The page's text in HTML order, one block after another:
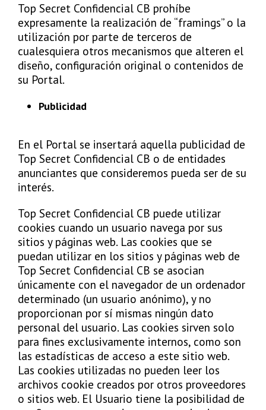
Top Secret Confidencial CB prohíbe
expresamente la realización de “framings” o la
utilización por parte de terceros de
cualesquiera otros mecanismos que alteren el
diseño, configuración original o contenidos de
su Portal.
Publicidad
En el Portal se insertará aquella publicidad de
Top Secret Confidencial CB o de entidades
anunciantes que consideremos pueda ser de su
interés.
Top Secret Confidencial CB puede utilizar
cookies cuando un usuario navega por sus
sitios y páginas web. Las cookies que se
puedan utilizar en los sitios y páginas web de
Top Secret Confidencial CB se asocian
únicamente con el navegador de un ordenador
determinado (un usuario anónimo), y no
proporcionan por sí mismas ningún dato
personal del usuario. Las cookies sirven solo
para fines exclusivamente internos, como son
las estadísticas de acceso a este sitio web.
Las cookies utilizadas no pueden leer los
archivos cookie creados por otros proveedores
o sitios web. El Usuario tiene la posibilidad de